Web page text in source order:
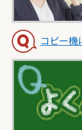
コピー機